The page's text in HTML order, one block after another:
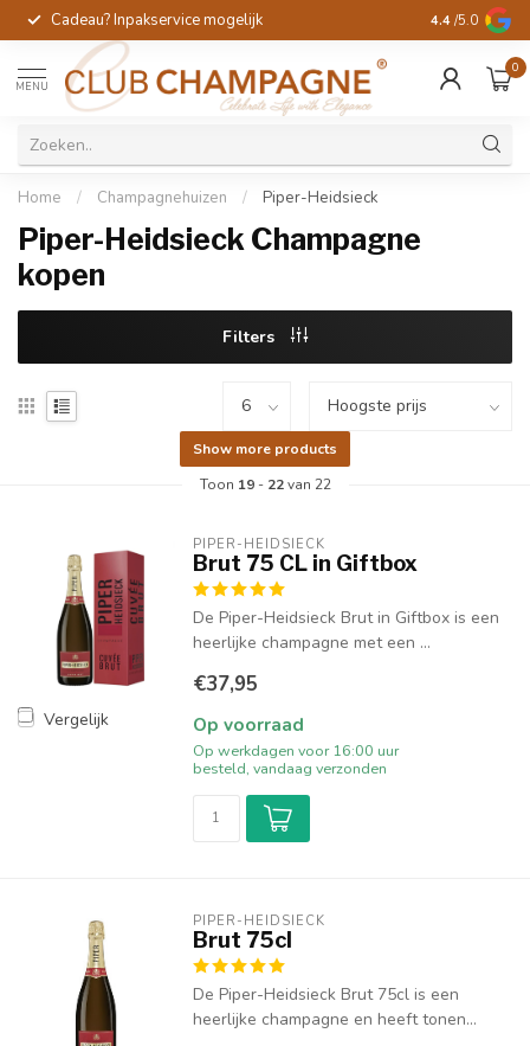
Cadeau? Inpakservice mogelijk Gratis
4.4 /5.0
MENU
0
Home / Champagnehuizen / Piper-Heidsieck
Piper-Heidsieck Champagne
kopen
Filters
Show more products
Toon 19- 22van 22
Vergelijk
PIPER-HEIDSIECK
Brut 75 CL in Giftbox
De Piper-Heidsieck Brut in Giftbox is een
heerlijke champagne met een ...
€37,95
Op voorraad
Op werkdagen voor 16:00 uur
besteld, vandaag verzonden
PIPER-HEIDSIECK
Brut 75cl
De Piper-Heidsieck Brut 75cl is een
heerlijke champagne en heeft tonen...